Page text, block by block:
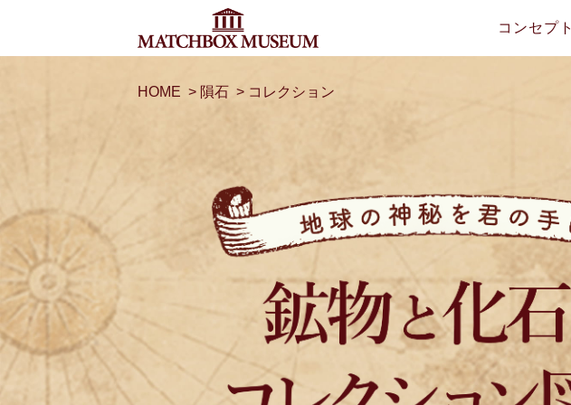
コンセプト
HOME > 隕石 > コレクション